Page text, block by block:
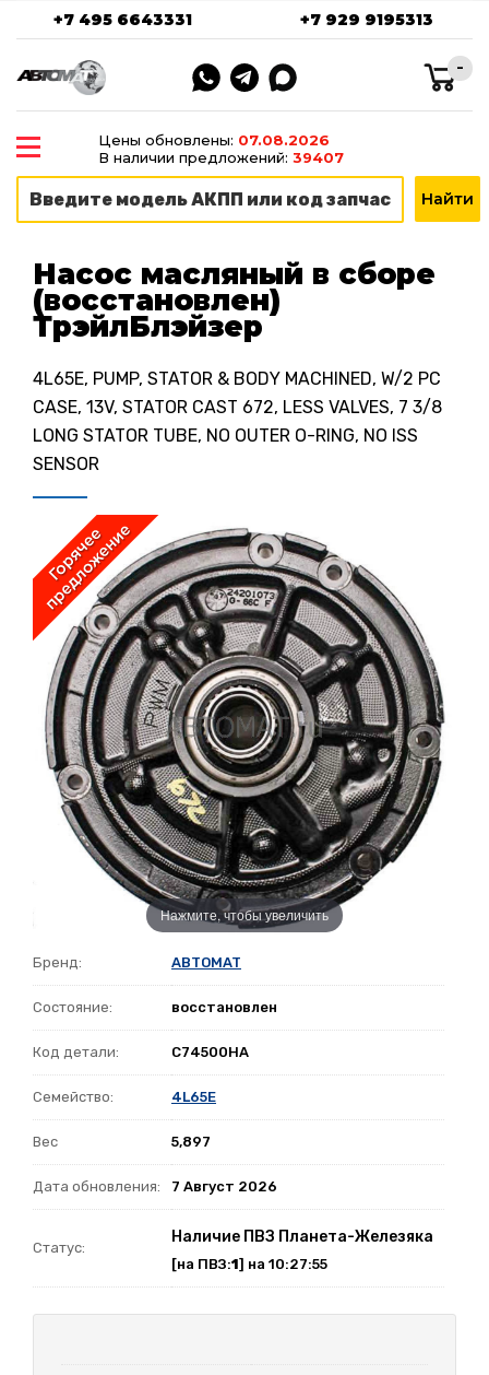
+7 495 6643331 +7 929 9195313
-
Цены обновлены: 07.08.2026
В наличии предложений: 39407
Насос масляный в сборе
(восстановлен)
ТрэйлБлэйзер
4L65E, PUMP, STATOR & BODY MACHINED, W/2 PC
CASE, 13V, STATOR CAST 672, LESS VALVES, 7 3/8
LONG STATOR TUBE, NO OUTER O-RING, NO ISS
SENSOR
Нажмите, чтобы увеличить
Бренд: ABTOMAT
Состояние: восстановлен
Код детали: C74500HA
Семейство: 4L65E
Вес 5,897
Дата обновления: 7 Август 2026
Статус:
Наличие ПВЗ Планета-Железяка
[на ПВЗ:1] на 10:27:55